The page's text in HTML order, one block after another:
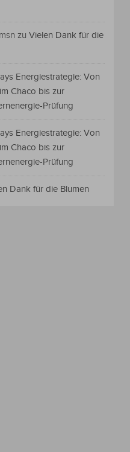
zu Vielen Dank für die
Energiestrategie: Von
Chaco bis zur
Prüfung
Energiestrategie: Von
Chaco bis zur
Prüfung
Dank für die Blumen